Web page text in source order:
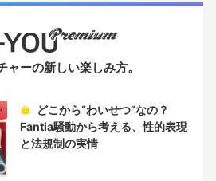
ャーの新しい楽しみ方。
Fantia騒動から考える、性的表現
と法規制の実情